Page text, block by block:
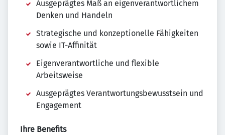
Ausgeprägtes Maß an eigenverantwortlichem
Denken und Handeln
Strategische und konzeptionelle Fähigkeiten
sowie IT-Affinität
Eigenverantwortliche und flexible
Arbeitsweise
Ausgeprägtes Verantwortungsbewusstsein und
Engagement
Ihre Benefits